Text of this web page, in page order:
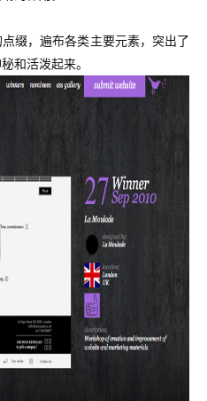
缀，遍布各类主要元素，突出了
和活泼起来。